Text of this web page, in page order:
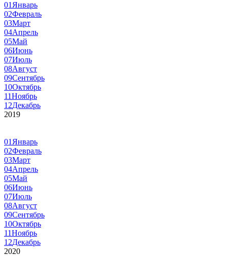
01 Январь
02Февраль
03Март
04Апрель
05Май
06Июнь
07Июль
08Август
09Сентябрь
10Октябрь
11Ноябрь
12Декабрь
2019
01 Январь
02Февраль
03Март
04Апрель
05Май
06Июнь
07Июль
08Август
09Сентябрь
10Октябрь
11Ноябрь
12Декабрь
2020